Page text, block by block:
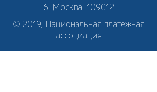
6, Москва, 109012
© 2019, Национальная платежная
ассоциация